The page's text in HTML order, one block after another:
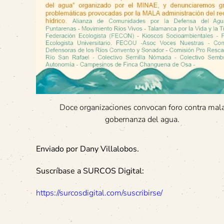
Doce organizaciones convocan foro contra
gobernanza del agua.
Enviado por Dany Villalobos.
Suscríbase a SURCOS Digital:
https://surcosdigital.com/suscribirse/